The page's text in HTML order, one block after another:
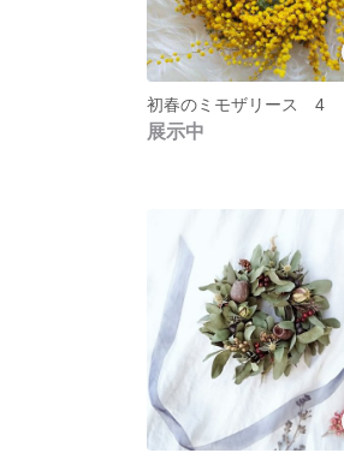
初春のミモザリース 4
展示中